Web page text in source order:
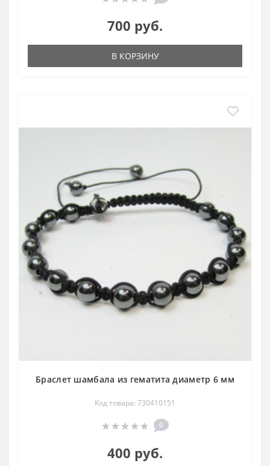
700 руб.
В КОРЗИНУ
Браслет шамбала из гематита диаметр 6 мм
Код товара: 730410151
0
400 руб.